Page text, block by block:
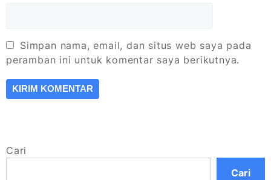
Simpan nama, email, dan situs web saya pada
peramban ini untuk komentar saya berikutnya.
Cari
Cari